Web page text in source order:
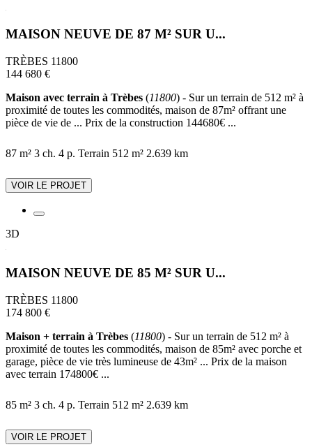
MAISON NEUVE DE 87 M² SUR U...
TRÈBES 11800
144 680 €
Maison avec terrain à Trèbes (11800) - Sur un terrain de 512 m² à
proximité de toutes les commodités, maison de 87m² offrant une
pièce de vie de ... Prix de la construction 144680€ ...
87 m² 3 ch. 4 p. Terrain 512 m² 2.639 km
VOIR LE PROJET
3D
MAISON NEUVE DE 85 M² SUR U...
TRÈBES 11800
174 800 €
Maison + terrain à Trèbes (11800) - Sur un terrain de 512 m² à
proximité de toutes les commodités, maison de 85m² avec porche et
garage, pièce de vie très lumineuse de 43m² ... Prix de la maison
avec terrain 174800€ ...
85 m² 3 ch. 4 p. Terrain 512 m² 2.639 km
VOIR LE PROJET